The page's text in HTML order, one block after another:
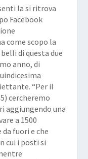
la si ritrova
Facebook
come scopo la
di questa due
anno, di
“Per il
cercheremo
aggiungendo una
a 1500
fuori e che
cui i posti si